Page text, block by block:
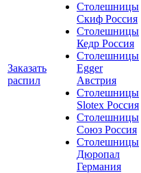
Заказать
распил
Столешницы
Скиф Россия
Столешницы
Кедр Россия
Столешницы
Egger
Австрия
Столешницы
Slotex Россия
Столешницы
Союз Россия
Столешницы
Дюропал
Германия